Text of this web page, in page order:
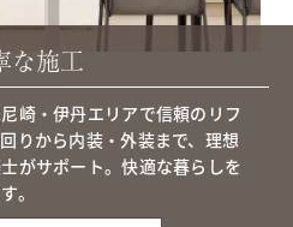
な施工
崎・伊丹エリアで信頼のリフ
りから内装・外装まで、理想
がサポート。快適な暮らしを
。